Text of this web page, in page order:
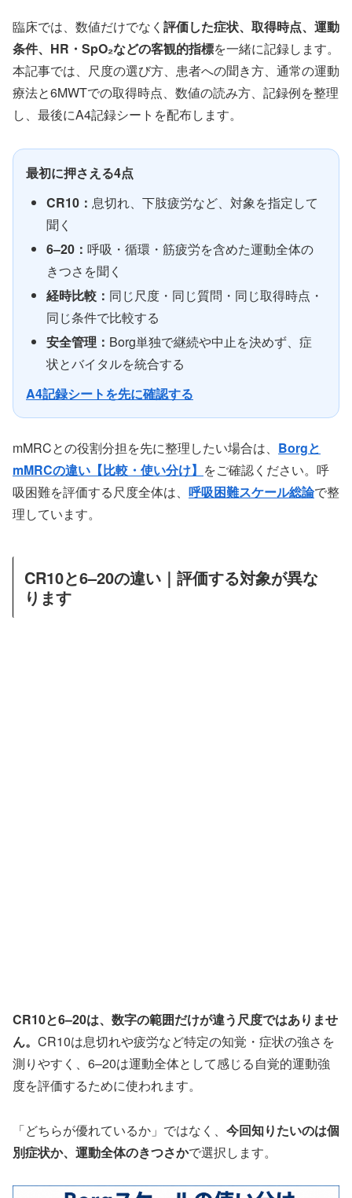
臨床では、数値だけでなく 評価した症状、取得時点、運動
条件、HR・SpO₂などの客観的指標を一緒に記録します。
本記事では、尺度の選び方、患者への聞き方、通常の運動
療法と6MWTでの取得時点、数値の読み方、記録例を整理
し、最後にA4記録シートを配布します。
最初に押さえる4点
CR10： 息切れ、下肢疲労など、対象を指定して
聞く
6–20： 呼吸・循環・筋疲労を含めた運動全体の
きつさを聞く
経時比較： 同じ尺度・同じ質問・同じ取得時点・
同じ条件で比較する
安全管理： Borg単独で継続や中止を決めず、症
状とバイタルを統合する
A4記録シートを先に確認する
mMRCとの役割分担を先に整理したい場合は、 Borgと
mMRCの違い【比較・使い分け】 をご確認ください。呼
吸困難を評価する尺度全体は、 呼吸困難スケール総論で整
理しています。
CR10と6–20の違い｜評価する対象が異な
ります
CR10と6–20は、数字の範囲だけが違う尺度ではありませ
ん。 CR10は息切れや疲労など特定の知覚・症状の強さを
測りやすく、6–20は運動全体として感じる自覚的運動強
度を評価するために使われます。
「どちらが優れているか」ではなく、 今回知りたいのは個
別症状か、運動全体のきつさかで選択します。